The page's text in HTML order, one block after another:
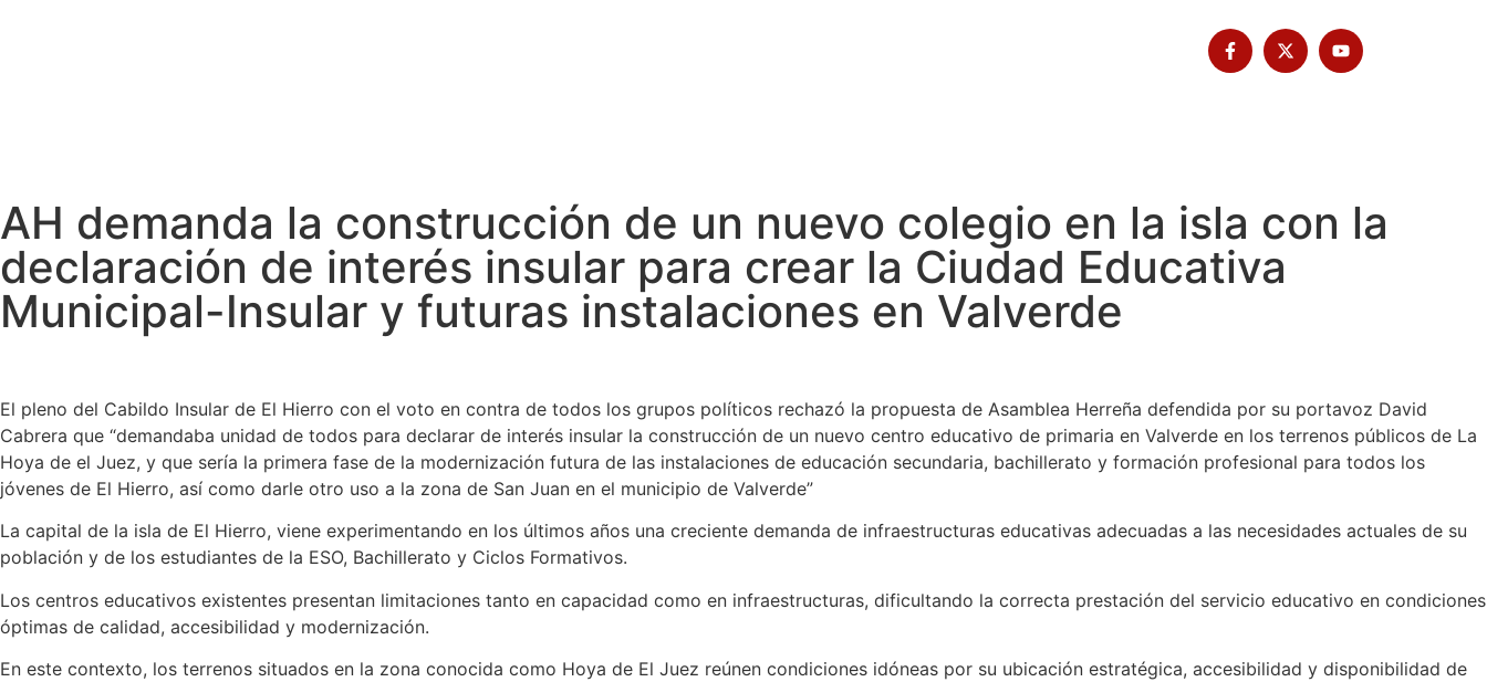
AH demanda la construcción de un nuevo colegio en la isla con la
declaración de interés insular para crear la Ciudad Educativa
Municipal-Insular y futuras instalaciones en Valverde
El pleno del Cabildo Insular de El Hierro con el voto en contra de todos los grupos políticos rechazó la propuesta de Asamblea Herreña defendida por su portavoz David
Cabrera que “demandaba unidad de todos para declarar de interés insular la construcción de un nuevo centro educativo de primaria en Valverde en los terrenos públicos de La
Hoya de el Juez, y que sería la primera fase de la modernización futura de las instalaciones de educación secundaria, bachillerato y formación profesional para todos los
jóvenes de El Hierro, así como darle otro uso a la zona de San Juan en el municipio de Valverde”
La capital de la isla de El Hierro, viene experimentando en los últimos años una creciente demanda de infraestructuras educativas adecuadas a las necesidades actuales de su
población y de los estudiantes de la ESO, Bachillerato y Ciclos Formativos.
Los centros educativos existentes presentan limitaciones tanto en capacidad como en infraestructuras, dificultando la correcta prestación del servicio educativo en condiciones
óptimas de calidad, accesibilidad y modernización.
En este contexto, los terrenos situados en la zona conocida como Hoya de El Juez reúnen condiciones idóneas por su ubicación estratégica, accesibilidad y disponibilidad de